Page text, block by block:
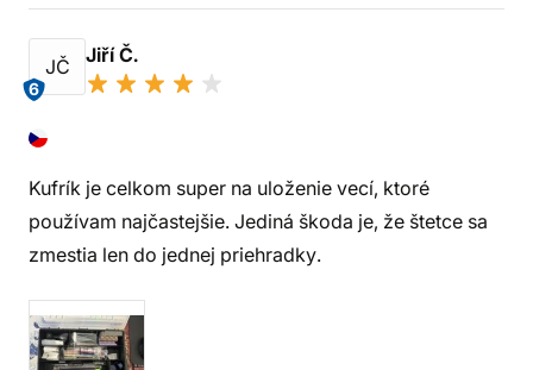
JČ
6
Jiří Č.
Kufrík je celkom super na uloženie vecí, ktoré
používam najčastejšie. Jediná škoda je, že štetce sa
zmestia len do jednej priehradky.